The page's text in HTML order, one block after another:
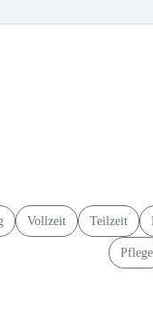
Vollzeit Teilzeit
Pflege